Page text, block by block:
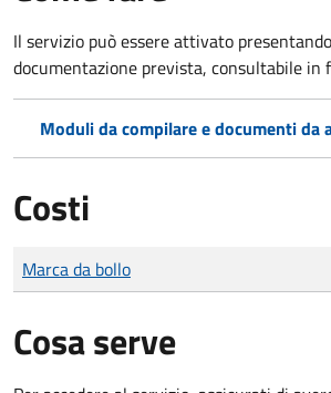
Il servizio può essere attivato
documentazione prevista, consultabile in
Moduli da compilare e documenti da
Costi
Tipo di pagamento
Importo
Marca da bollo
Cosa serve